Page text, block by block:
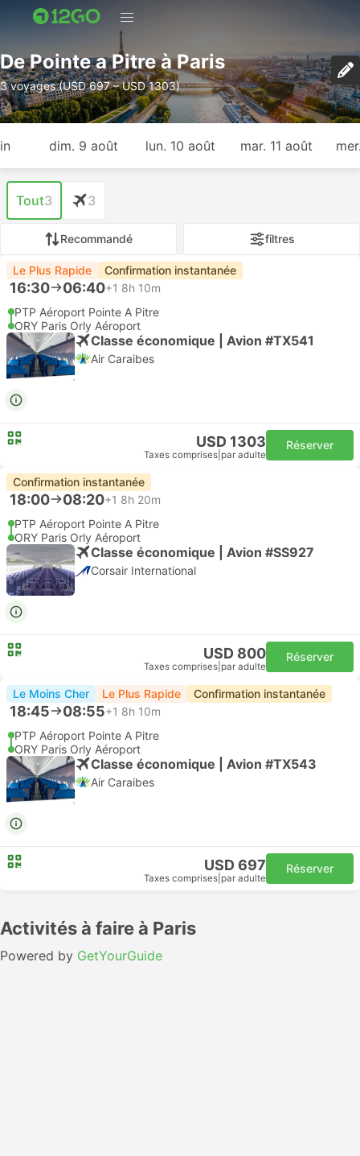
De Pointe a Pitre à Paris
3 voyages (USD 697 – USD 1303)
dim. 9 août lun. 10 août mar. 11 août
Tout3 3
Recommandé filtres
Le Plus Rapide Confirmation instantanée
16:30 06:40+1 8h 10m
PTP Aéroport Pointe A Pitre
ORY Paris Orly Aéroport
Classe économique | Avion #TX541
Air Caraibes
USD 1303
Taxes comprises par adulte
Réserver
Confirmation instantanée
18:00 08:20+1 8h 20m
PTP Aéroport Pointe A Pitre
ORY Paris Orly Aéroport
Classe économique | Avion #SS927
Corsair International
USD 800
Taxes comprises par adulte
Réserver
Le Moins Cher Le Plus Rapide Confirmation instantanée
18:45 08:55+1 8h 10m
PTP Aéroport Pointe A Pitre
ORY Paris Orly Aéroport
Classe économique | Avion #TX543
Air Caraibes
USD 697
Taxes comprises par adulte
Réserver
Activités à faire à Paris
Powered by GetYourGuide